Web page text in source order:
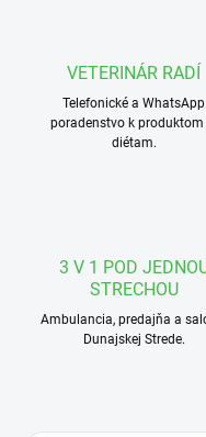
VETERINÁR RADÍ
Telefonické a WhatsApp
poradenstvo k produktom
diétam.
3 V 1 POD
STRECHOU
Ambulancia, predajňa a
Dunajskej Strede.